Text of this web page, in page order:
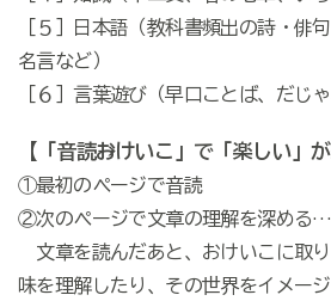
［５］日本語（教科書頻出の詩・俳
名言など）
［６］言葉遊び（早口ことば、だじ
【「音読→おけいこ」で「楽しい」
①最初のページで音読
②次のページで文章の理解を深める…
文章を読んだあと、おけいこに取
味を理解したり、その世界をイメー